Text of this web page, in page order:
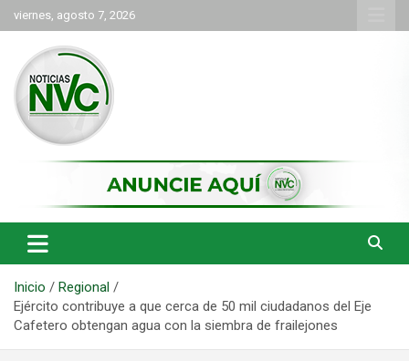
Saltar
al
contenido
viernes, agosto 7, 2026
NVC Noticias
Inicio
Regional
Ejército contribuye a que cerca de 50 mil ciudadanos del Eje
Cafetero obtengan agua con la siembra de frailejones